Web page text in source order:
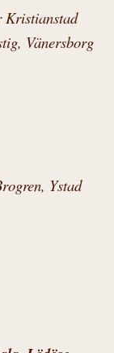
Kristianstad
Vänersborg
Ystad